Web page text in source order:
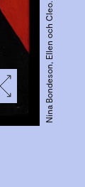
Nina Bondeson, Ellen och Cleo.